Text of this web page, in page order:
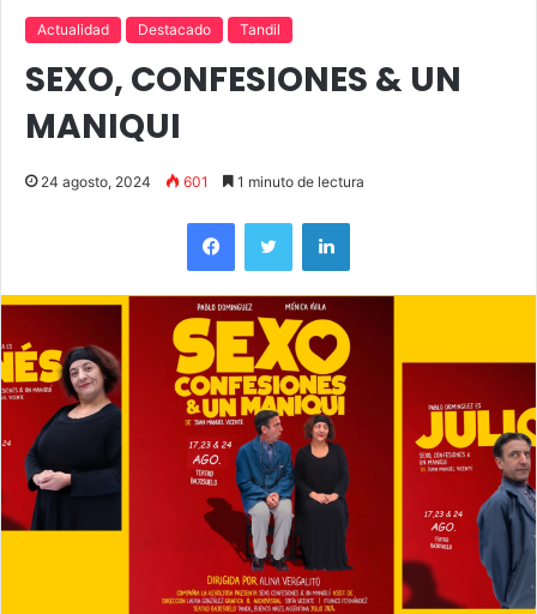
Actualidad Destacado Tandil
SEXO, CONFESIONES & UN
MANIQUI
24 agosto, 2024 601 1 minuto de lectura